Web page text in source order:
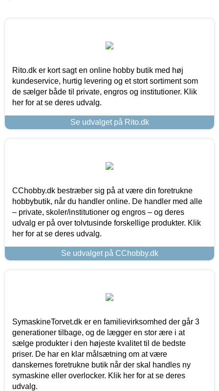
Rito.dk er kort sagt en online hobby butik med høj
kundeservice, hurtig levering og et stort sortiment som
de sælger både til private, engros og institutioner. Klik
her for at se deres udvalg.
Se udvalget på Rito.dk
CChobby.dk bestræber sig på at være din foretrukne
hobbybutik, når du handler online. De handler med alle
– private, skoler/institutioner og engros – og deres
udvalg er på over tolvtusinde forskellige produkter. Klik
her for at se deres udvalg.
Se udvalget på CChobby.dk
SymaskineTorvet.dk er en familievirksomhed der går 3
generationer tilbage, og de lægger en stor ære i at
sælge produkter i den højeste kvalitet til de bedste
priser. De har en klar målsætning om at være
danskernes foretrukne butik når der skal handles ny
symaskine eller overlocker. Klik her for at se deres
udvalg.